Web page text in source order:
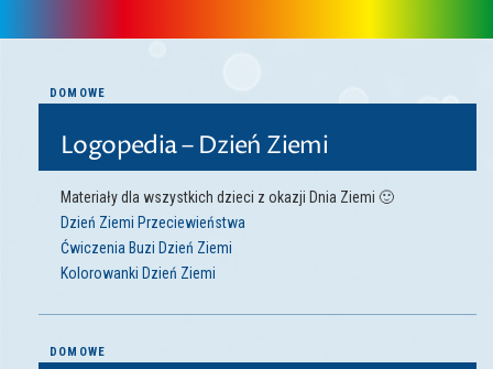
DOMOWE
Logopedia – Dzień Ziemi
Materiały dla wszystkich dzieci z okazji Dnia Ziemi 🙂
Dzień Ziemi Przeciewieństwa
Ćwiczenia Buzi Dzień Ziemi
Kolorowanki Dzień Ziemi
DOMOWE